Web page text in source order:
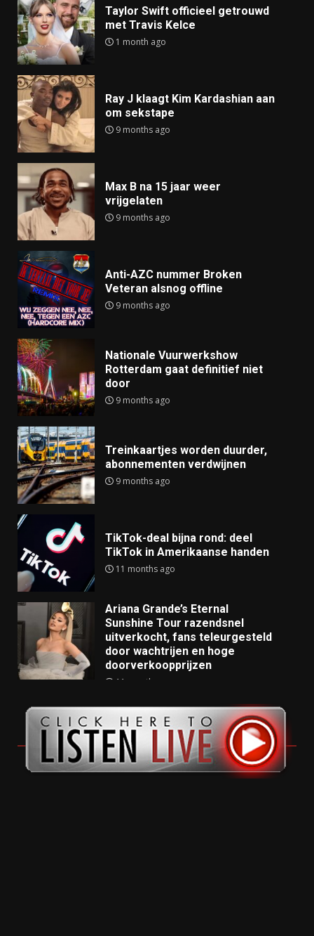
Taylor Swift officieel getrouwd
met Travis Kelce
1 month ago
Ray J klaagt Kim Kardashian aan
om sekstape
9 months ago
Max B na 15 jaar weer
vrijgelaten
9 months ago
Anti-AZC nummer Broken
Veteran alsnog offline
9 months ago
Nationale Vuurwerkshow
Rotterdam gaat definitief niet
door
9 months ago
Treinkaartjes worden duurder,
abonnementen verdwijnen
9 months ago
TikTok-deal bijna rond: deel
TikTok in Amerikaanse handen
11 months ago
Ariana Grande’s Eternal
Sunshine Tour razendsnel
uitverkocht, fans teleurgesteld
door wachtrijen en hoge
doorverkoopprijzen
11 months ago